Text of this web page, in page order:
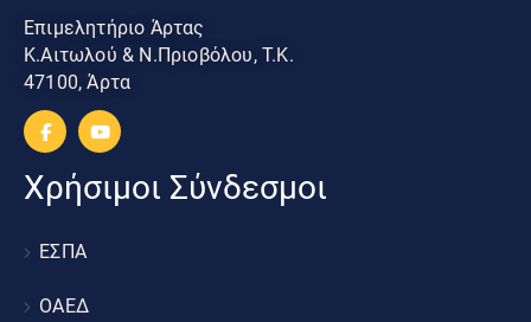
Επιμελητήριο Άρτας
Κ.Αιτωλού & Ν.Πριοβόλου, Τ.Κ.
47100, Άρτα
Χρήσιμοι Σύνδεσμοι
ΕΣΠΑ
ΟΑΕΔ